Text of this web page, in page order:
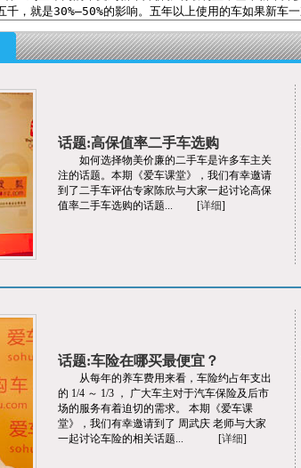
话题:高保值率二手车选购
如何选择物美价廉的二手车是许多车主关
注的话题。本期《爱车课堂》，我们有幸邀请
到了二手车评估专家陈欣与大家一起讨论高保
值率二手车选购的话题... [详细]
话题:车险在哪买最便宜？
从每年的养车费用来看，车险约占年支出
的 1/4 ～ 1/3 ， 广大车主对于汽车保险及后市
场的服务有着迫切的需求。 本期《爱车课
堂》，我们有幸邀请到了 周武庆 老师与大家
一起讨论车险的相关话题... [详细]